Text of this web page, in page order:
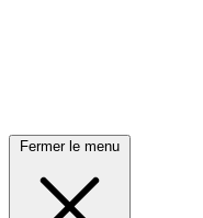
Fermer le menu